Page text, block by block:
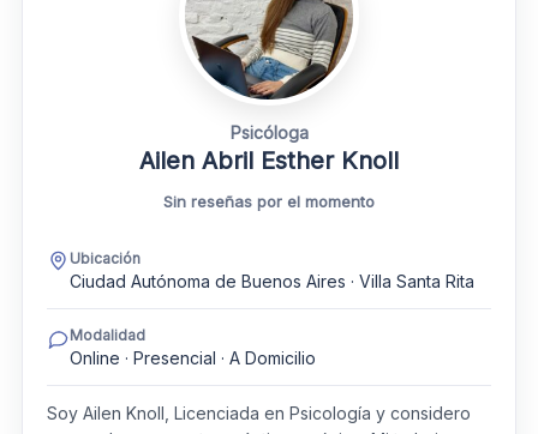
Psicóloga
Ailen Abril Esther Knoll
Sin reseñas por el momento
Ubicación
Ciudad Autónoma de Buenos Aires · Villa Santa Rita
Modalidad
Online · Presencial · A Domicilio
Soy Ailen Knoll, Licenciada en Psicología y considero